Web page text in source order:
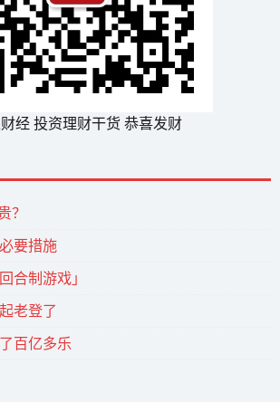
经 投资理财干货 恭喜发财
？
要措施
合制游戏」
老登了
百亿多乐